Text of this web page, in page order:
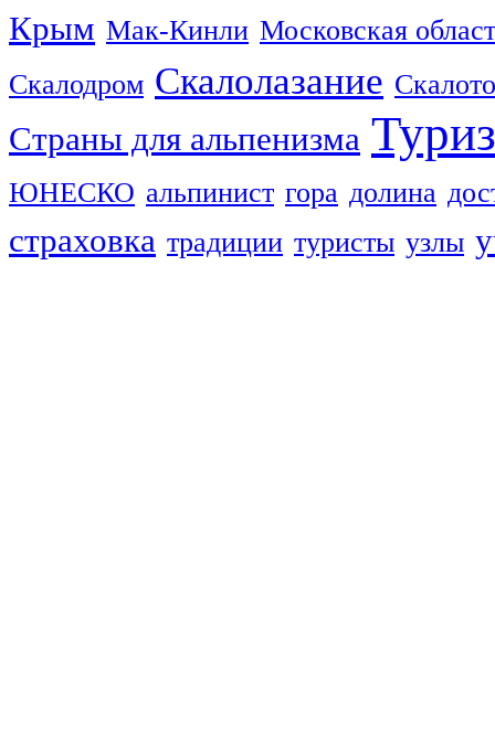
Крым Мак-Кинли Московская
Скалодром Скалолазание
Страны для альпенизма
ЮНЕСКО альпинист гора долина
страховка традиции туристы узлы